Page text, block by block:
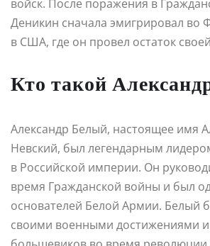
войск. После поражения в
Деникин сначала эмигрировал во
в США, где он провел остаток
Кто такой
Александр Белый, настоящее имя
Невский, был легендарным
в Российской империи. Он
время Гражданской войны и был
основателей Белой Армии. Белый
своими военными достижениями